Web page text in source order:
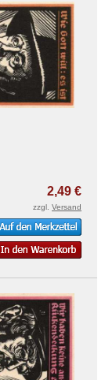
2,49 €
zzgl. Versand